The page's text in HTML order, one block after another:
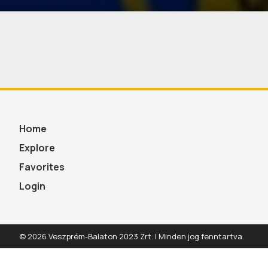
Home
Explore
Favorites
Login
© 2026 Veszprém-Balaton 2023 Zrt. | Minden jog fenntartva.